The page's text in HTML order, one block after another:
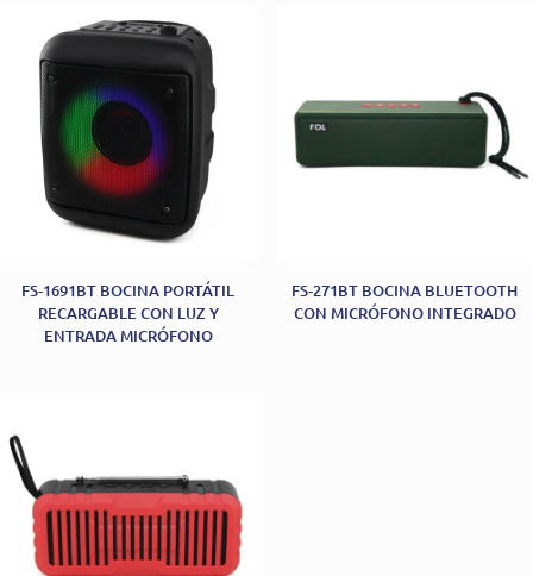
FS-1691BT BOCINA PORTÁTIL
RECARGABLE CON LUZ Y
ENTRADA MICRÓFONO
FS-271BT BOCINA BLUETOOTH
CON MICRÓFONO INTEGRADO